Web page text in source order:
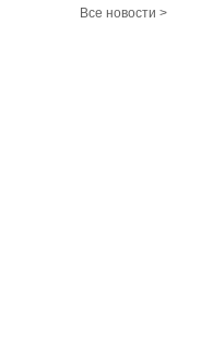
Все новости >